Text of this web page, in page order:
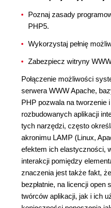
Poznaj zasady
PHP5.
Wykorzystaj pełnię
Zabezpiecz witryny
Połączenie możliwości
serwera WWW Apache,
PHP pozwala na tworzenie
rozbudowanych aplikacji
tych narzędzi, często
akronimu LAMP (Linux,
efektem ich elastyczności,
interakcji pomiędzy
znaczenia jest także fakt,
bezpłatnie, na licencji
twórców aplikacji, jak i ich